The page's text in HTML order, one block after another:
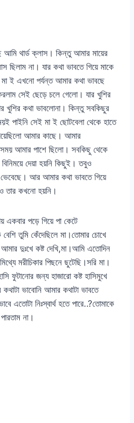
আমি থার্ড ক্লাস। কিন্তু আমার মায়ের
ছিলাম না। যার কথা ভাবতে গিয়ে মাকে
মা ই এখনো পর্যন্ত আমার কথা ভাবছে
সেই ছেড়ে চলে গেলো। যার খুশির
খুশির কথা ভাবলোনা। কিন্তু সবকিছুর
পাইনি সেই মা ই ছোটবেলা থেকে হাতে
আমার কাছে। আমার
আমার পাশে ছিলো। সবকিছু থেকে
দেয়া হয়নি কিছুই। তবুও
ভেবেছে। আর আমার কথা ভাবতে গিয়ে
তার কখনো হয়নি।
একবার পড়ে গিয়ে পা কেটে
তুমি কেঁদেছিলে মা।তোমার চোখে
দুঃখে কষ্ট দেখি,মা।আমি এতোদিন
মরীচিকার পিছনে ছুটেছি।সরি মা।
ফুটানোর জন্য হাজারো কষ্ট হাসিমুখে
ভাবোনি আমার কথাটা ভাবতে
এতোটা নিঃস্বার্থ হতে পারে..?তোমাকে
না।